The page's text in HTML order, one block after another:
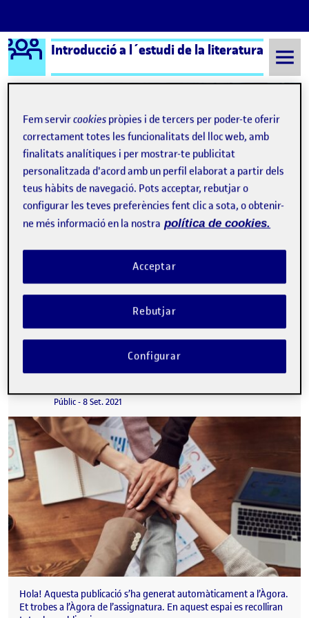
Saltar al contingut
Logo Ágora
Introducció a l´estudi de la literatura
Semestre 20211 - Aula 1
Publicat perQui soc?
Publicat per
Jordi Anglés Escolar
Visibilitat:
Públic-Data de publicació
16 Set. 2021-comentari el Qui soc?
Hola a tothom, sóc el Jordi Anglès de Tarragona, tinc 42 anys.
després de temps de voler fer-ho. Sóc llicenciat en filologia
hispànica per la URV i fa més de cinc anys que em dedico a donar
classes de llengua i literatura castellana a instituts
d'ensenyament. Espero poder compartir amb tots vosaltres
bons moments i aprendre molt. Una forta abraçada. …
Publicat perBenvinguts i benvingudes!
Visibilitat:
Públic-Data de publicació
8 Set. 2021
Hola! Aquesta publicació s’ha generat automàticament a l’Àgora.
Et trobes a l’Àgora de l’assignatura. En aquest espai es recolliran
Fem servircookies pròpies i de tercers per poder-te oferir
correctament totes les funcionalitats del lloc web, amb
finalitats analítiques i per mostrar-te publicitat
personalitzada d'acord amb un perfil elaborat a partir dels
teus hàbits de navegació. Pots acceptar, rebutjar o
configurar les teves preferències fent clic a sota, o obtenir-
ne més informació en la nostra política de cookies.
Rebutjar
Acceptar
Configurar